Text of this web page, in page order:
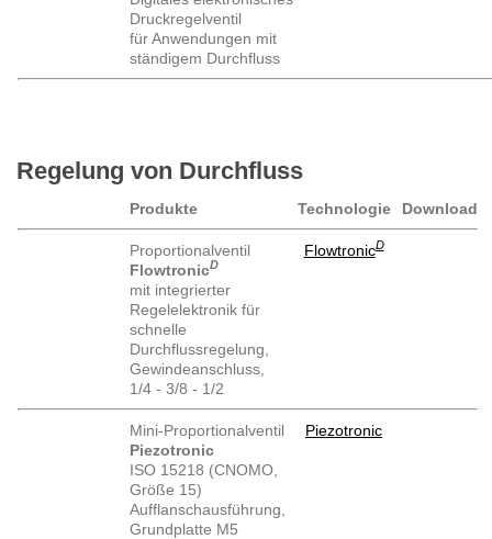
Druckregelventil
für Anwendungen mit
ständigem Durchfluss
Regelung von Durchfluss
Produkte Technologie Download
Proportionalventil
FlowtronicD
mit integrierter
Regelelektronik für
schnelle
Durchflussregelung,
Gewindeanschluss,
1/4 - 3/8 - 1/2
FlowtronicD
Mini-Proportionalventil
Piezotronic
ISO 15218 (CNOMO,
Größe 15)
Aufflanschausführung,
Grundplatte M5
Piezotronic